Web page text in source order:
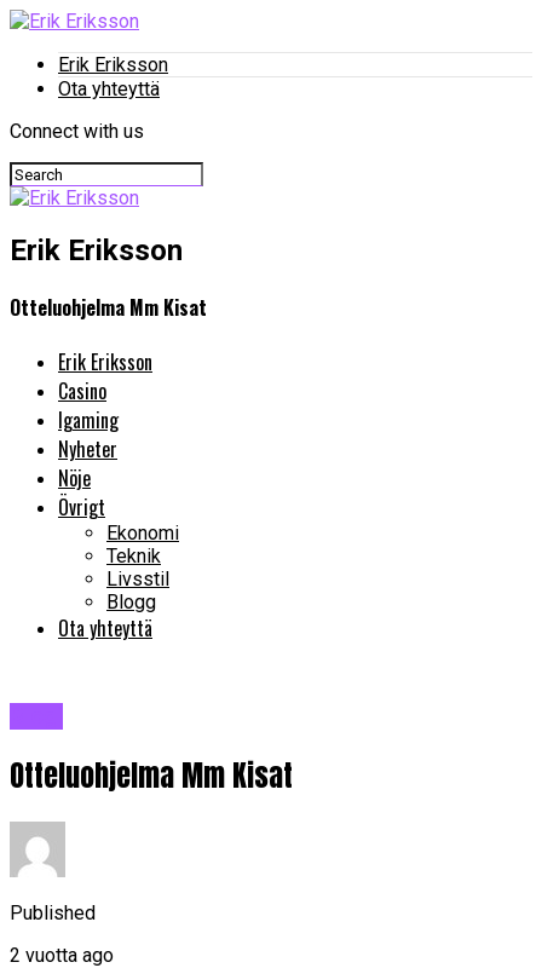
Erik Eriksson
Ota yhteyttä
Connect with us
Erik Eriksson
Otteluohjelma Mm Kisat
Erik Eriksson
Casino
Igaming
Nyheter
Nöje
Övrigt
Ekonomi
Teknik
Livsstil
Blogg
Ota yhteyttä
Otteluohjelma Mm Kisat
Published
2 vuotta ago